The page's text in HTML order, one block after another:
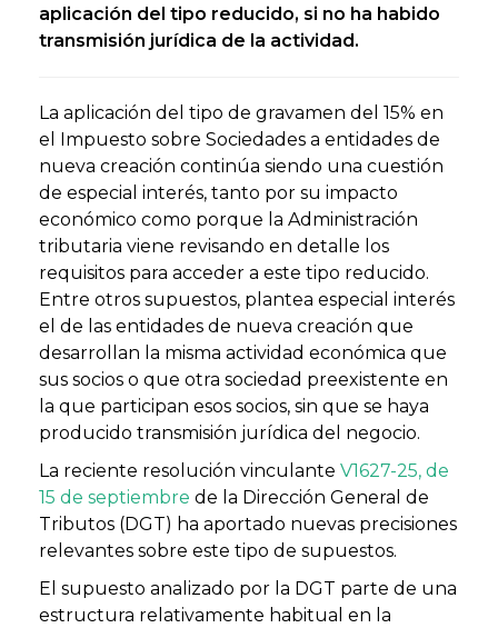
aplicación del tipo reducido, si no ha habido
transmisión jurídica de la actividad.
La aplicación del tipo de gravamen del 15% en
el Impuesto sobre Sociedades a entidades de
nueva creación continúa siendo una cuestión
de especial interés, tanto por su impacto
económico como porque la Administración
tributaria viene revisando en detalle los
requisitos para acceder a este tipo reducido.
Entre otros supuestos, plantea especial interés
el de las entidades de nueva creación que
desarrollan la misma actividad económica que
sus socios o que otra sociedad preexistente en
la que participan esos socios, sin que se haya
producido transmisión jurídica del negocio.
La reciente resolución vinculante V1627-25, de
15 de septiembre de la Dirección General de
Tributos (DGT) ha aportado nuevas precisiones
relevantes sobre este tipo de supuestos.
El supuesto analizado por la DGT parte de una
estructura relativamente habitual en la